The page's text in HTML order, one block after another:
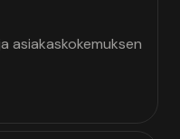
asiakaskokemuksen